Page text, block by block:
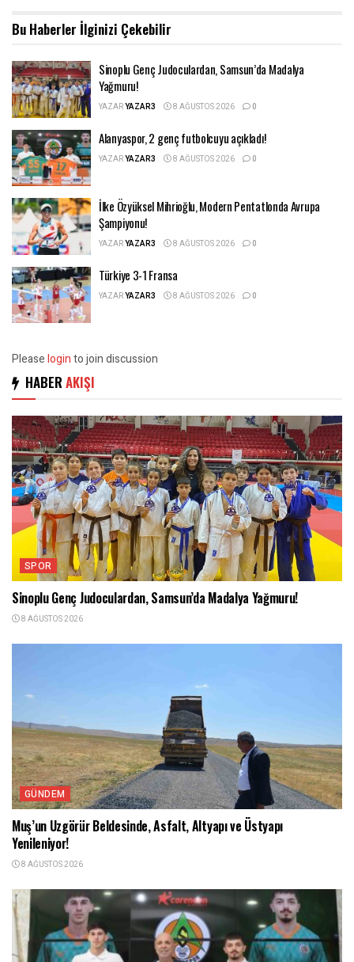
Bu Haberler İlginizi Çekebilir
Sinoplu Genç Judoculardan, Samsun’da Madalya
Yağmuru!
YAZARYAZAR3 8 AĞUSTOS 2026 0
Alanyaspor, 2 genç futbolcuyu açıkladı!
YAZARYAZAR3 8 AĞUSTOS 2026 0
İlke Özyüksel Mihrioğlu, Modern Pentatlonda Avrupa
Şampiyonu!
YAZARYAZAR3 8 AĞUSTOS 2026 0
Türkiye 3-1 Fransa
YAZARYAZAR3 8 AĞUSTOS 2026 0
Pleaseloginto join discussion
HABER AKIŞI
SPOR
Sinoplu Genç Judoculardan, Samsun’da Madalya Yağmuru!
8 AĞUSTOS 2026
GÜNDEM
Muş’un Uzgörür Beldesinde, Asfalt, Altyapı ve Üstyapı
Yenileniyor!
8 AĞUSTOS 2026